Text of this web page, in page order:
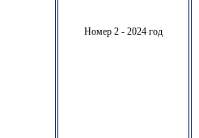
Номер 2 - 2024 год